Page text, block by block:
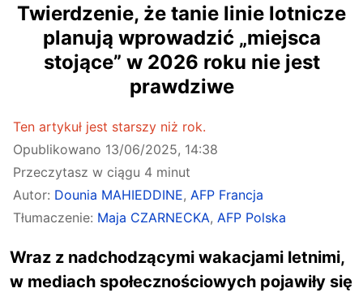
Twierdzenie, że tanie linie lotnicze
planują wprowadzić „miejsca
stojące” w 2026 roku nie jest
prawdziwe
Ten artykuł jest starszy niż rok.
Opublikowano 13/06/2025, 14:38
Przeczytasz w ciągu 4 minut
Autor: Dounia MAHIEDDINE, AFP Francja
Tłumaczenie: Maja CZARNECKA, AFP Polska
Wraz z nadchodzącymi wakacjami letnimi,
w mediach społecznościowych pojawiły się